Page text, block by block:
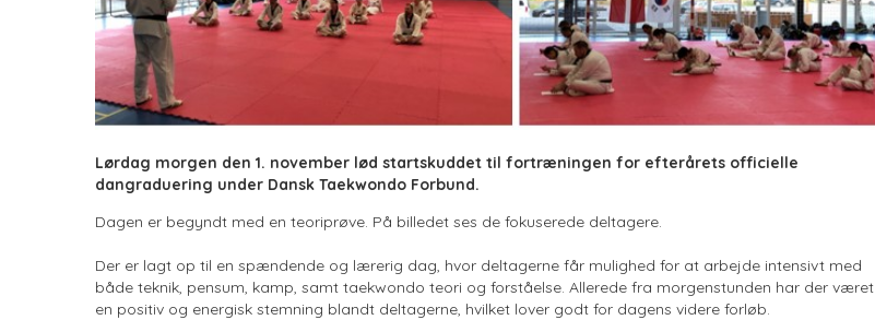
Lørdag morgen den 1. november lød startskuddet til fortræningen for efterårets officielle
dangraduering under Dansk Taekwondo Forbund.
Dagen er begyndt med en teoriprøve. På billedet ses de fokuserede deltagere.
Der er lagt op til en spændende og lærerig dag, hvor deltagerne får mulighed for at arbejde intensivt med
både teknik, pensum, kamp, samt taekwondo teori og forståelse. Allerede fra morgenstunden har der været
en positiv og energisk stemning blandt deltagerne, hvilket lover godt for dagens videre forløb.